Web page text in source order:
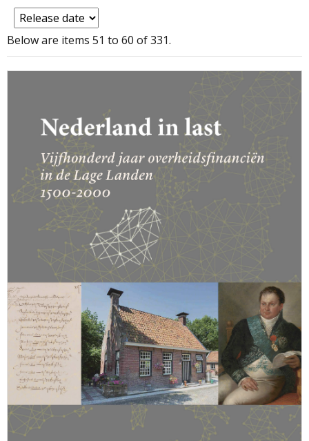
Below are items 51 to 60 of 331.